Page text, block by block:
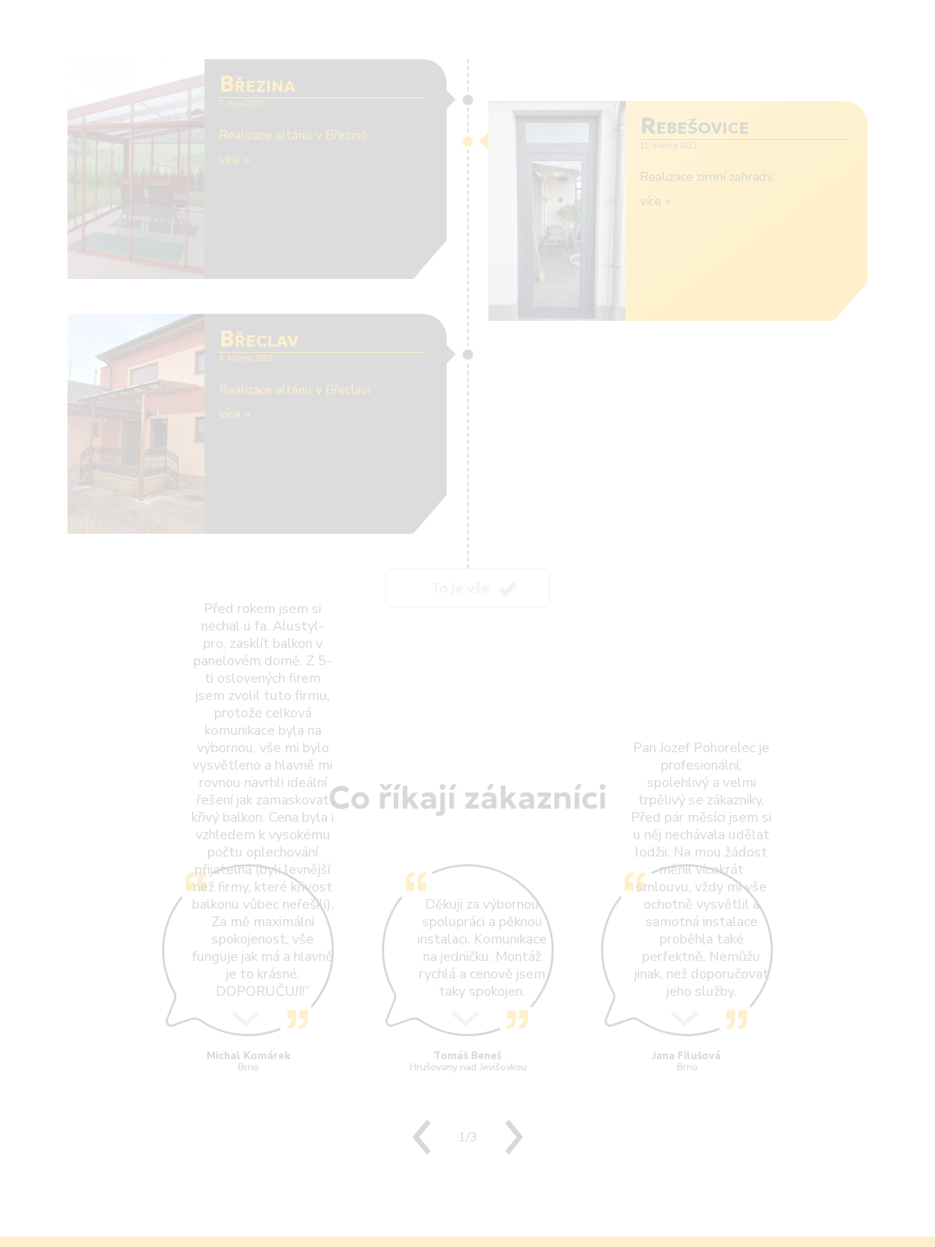
Březina
9. října 2023
Realizace altánu v Březině.
více »
Rebešovice
11. května 2023
Realizace zimní zahrady.
více »
Břeclav
4. května 2023
Realizace altánu v Břeclavi
více »
Co říkají zákazníci
Před rokem jsem si
nechal u fa. Alustyl-
pro, zasklít balkon v
panelovém domě. Z 5-
ti oslovených firem
jsem zvolil tuto firmu,
protože celková
komunikace byla na
výbornou, vše mi bylo
vysvětleno a hlavně mi
rovnou navrhli ideální
řešení jak zamaskovat
křivý balkon. Cena byla i
vzhledem k vysokému
počtu oplechování
přijatelná (byli levnější
než firmy, které křivost
balkonu vůbec neřešili).
Za mě maximální
spokojenost, vše
funguje jak má a hlavně
je to krásné.
DOPORUČUJI!”
Michal Komárek
Brno
Děkuji za výbornou
spolupráci a pěknou
instalaci. Komunikace
na jedničku. Montáž
rychlá a cenově jsem
taky spokojen.
Tomáš Beneš
Hrušovany nad Jevišovkou
Pan Jozef Pohorelec je
profesionální,
spolehlivý a velmi
trpělivý se zákazníky.
Před pár měsíci jsem si
u něj nechávala udělat
lodžii. Na mou žádost
měnil vícekrát
smlouvu, vždy mi vše
ochotně vysvětlil a
samotná instalace
proběhla také
perfektně. Nemůžu
jinak, než doporučovat
jeho služby.
Jana Filušová
Brno
1/3